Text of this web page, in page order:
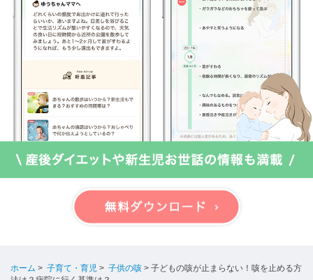
ホーム > 子育て・育児 > 子供の咳 > 子どもの咳が止まらない！咳を止める方